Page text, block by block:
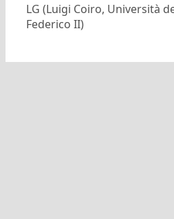
LG (Luigi Coiro, Università
Federico II)